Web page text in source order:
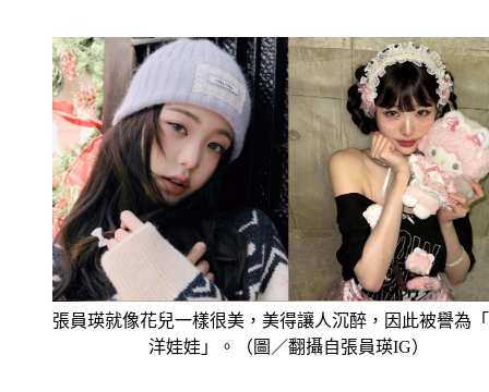
張員瑛就像花兒一樣很美，美得讓人沉醉，因此被譽為
洋娃娃」。（圖／翻攝自張員瑛IG）